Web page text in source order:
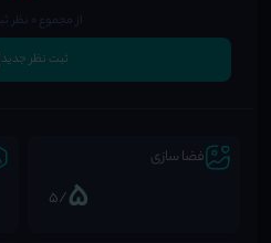
از مجموع 0 نظر ثبت شده
ثبت نظر جدید
فضا سازی
5
/5